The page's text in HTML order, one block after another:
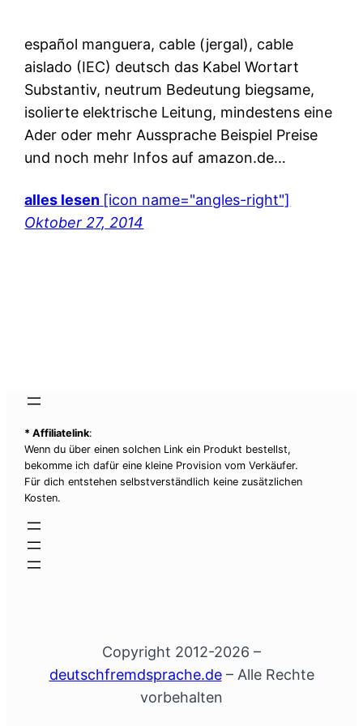
español manguera, cable (jergal), cable
aislado (IEC) deutsch das Kabel Wortart
Substantiv, neutrum Bedeutung biegsame,
isolierte elektrische Leitung, mindestens eine
Ader oder mehr Aussprache Beispiel Preise
und noch mehr Infos auf amazon.de…
alles lesen [icon name="angles-right"]
Oktober 27, 2014
* Affiliatelink:
Wenn du über einen solchen Link ein Produkt bestellst,
bekomme ich dafür eine kleine Provision vom Verkäufer.
Für dich entstehen selbstverständlich keine zusätzlichen
Kosten.
Copyright 2012-2026 –
deutschfremdsprache.de– Alle Rechte
vorbehalten